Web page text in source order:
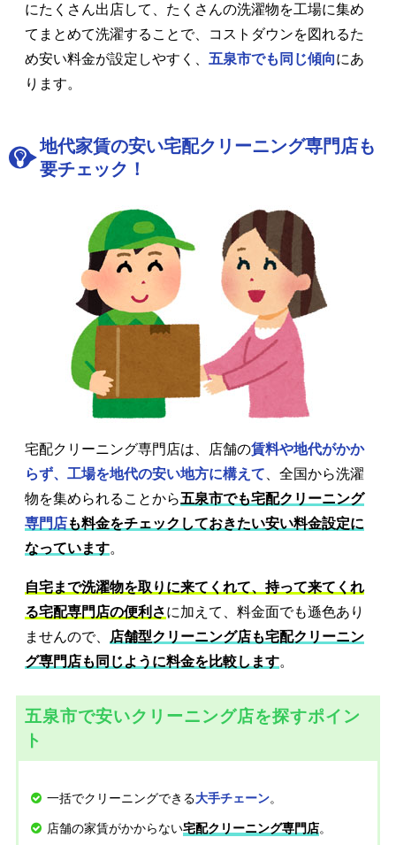
にたくさん出店して、たくさんの洗濯物を工場に集め
てまとめて洗濯することで、コストダウンを図れるた
め安い料金が設定しやすく、 五泉市でも同じ傾向にあ
ります。
地代家賃の安い宅配クリーニング専門店も
要チェック！
宅配クリーニング専門店は、店舗の賃料や地代がかか
らず、工場を地代の安い地方に構えて 、全国から洗濯
物を集められることから五泉市でも宅配クリーニング
専門店も料金をチェックしておきたい安い料金設定に
なっています。
自宅まで洗濯物を取りに来てくれて、持って来てくれ
る宅配専門店の便利さに加えて、料金面でも遜色あり
ませんので、
店舗型クリーニング店も宅配クリーニン
グ専門店も同じように料金を比較します。
五泉市で安いクリーニング店を探すポイン
ト
一括でクリーニングできる大手チェーン。
店舗の家賃がかからない宅配クリーニング専門店。